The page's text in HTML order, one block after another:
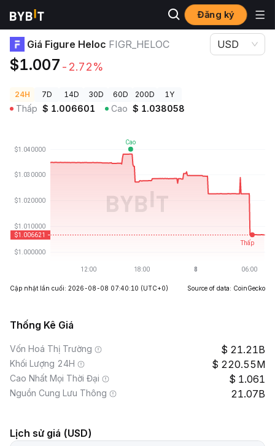
Đăng ký
Giá Tiền Điện Tử Giá Figure Heloc FIGR_HELOC
Giá Figure Heloc FIGR_HELOC
$1.007 -2.72%
USD
24H 7D 14D 30D 60D 200D 1Y
Thấp $ 1.006601 Cao $ 1.038058
Cập nhật lần cuối: 2026-08-08 07:40:10 (UTC+0) Source of data: CoinGecko
Thống Kê Giá
Vốn Hoá Thị Trường 21.21B
Khối Lượng 24H 220.55M
Cao Nhất Mọi Thời Đại 1.061
Nguồn Cung Lưu Thông 21.07B
Lịch sử giá (USD)